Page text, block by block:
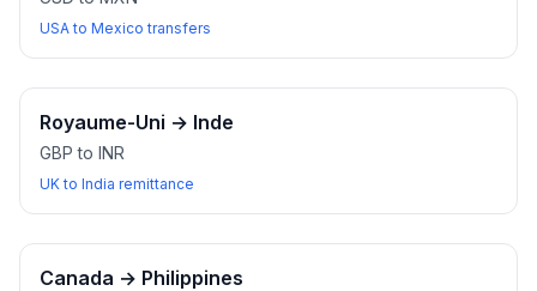
USA to Mexico transfers
Royaume-Uni → Inde
GBP to INR
UK to India remittance
Canada → Philippines